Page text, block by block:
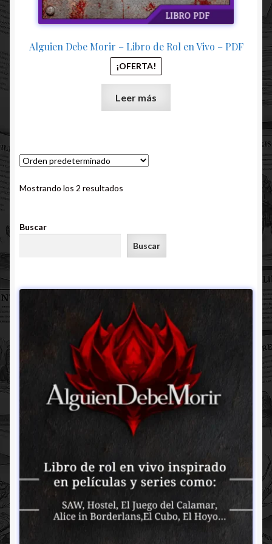
Alguien Debe Morir – Libro de Rol en Vivo – PDF
¡OFERTA!
Leer más
Mostrando los 2 resultados
Buscar
Buscar